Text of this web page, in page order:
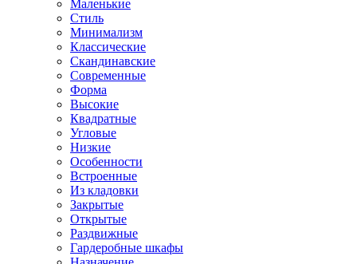
Маленькие
Стиль
Минимализм
Классические
Скандинавские
Современные
Форма
Высокие
Квадратные
Угловые
Низкие
Особенности
Встроенные
Из кладовки
Закрытые
Открытые
Раздвижные
Гардеробные шкафы